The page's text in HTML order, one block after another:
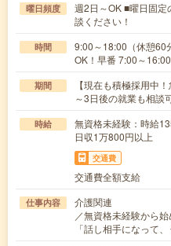
曜日頻度
週2日～OK ■曜日固定
談ください！
時間
9:00～18:00（休憩60
OK！早番 7:00～
期間
【現在も積極採用中
～3日後の就業も相談
時給
無資格未経験：時
日収1万800円以上
交通費
交通費全額支給
仕事内容
介護関連
／無資格未経験から
「話し相手になって